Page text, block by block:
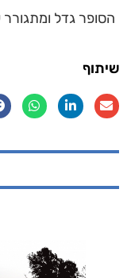
הסופר גדל
שיתוף